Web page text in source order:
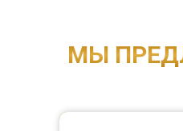
МЫ